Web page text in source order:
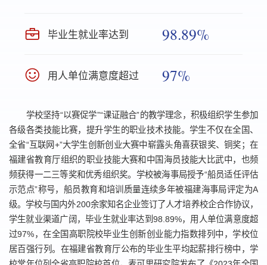
学校坚持“以赛促学”“课证融合”的教学理念，积极组织学生参加
各级各类技能比赛，提升学生的职业技术技能。学生不仅在全国、
全省“互联网+”大学生创新创业大赛中崭露头角喜获银奖、铜奖；在
福建省教育厅组织的职业技能大赛和中国海员技能大比武中，也频
频获得一二三等奖和优秀组织奖。学校被海事局授予“船员适任评估
示范点”称号，船员教育和培训质量连续多年被福建海事局评定为A
级。学校与国内外200余家知名企业签订了人才培养校企合作协议，
学生就业渠道广阔，毕业生就业率达到98.89%，用人单位满意度超
过97%，在全国高职院校毕业生创新创业能力指数排列中，学校位
居百强行列。在福建省教育厅公布的毕业生平均起薪排行榜中，学
毕业生就业率达到 98.89%
用人单位满意度超过 97%